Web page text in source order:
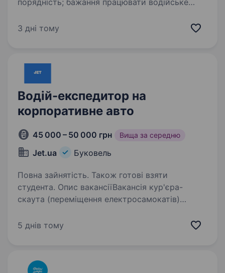
порядність; бажання працювати водійське
Умови роботи: Повна зайнятість Надаємо
3 дні тому
Водій-експедитор на
корпоративне авто
45 000 – 50 000 грн Вища за середню
Jet.ua Буковель
Повна зайнятість. Також готові взяти
студента. Опис вакансіїВакансія кур'єра-
скаута (переміщення електросамокатів)
короткочасної оренди електросамокатів,
5 днів тому